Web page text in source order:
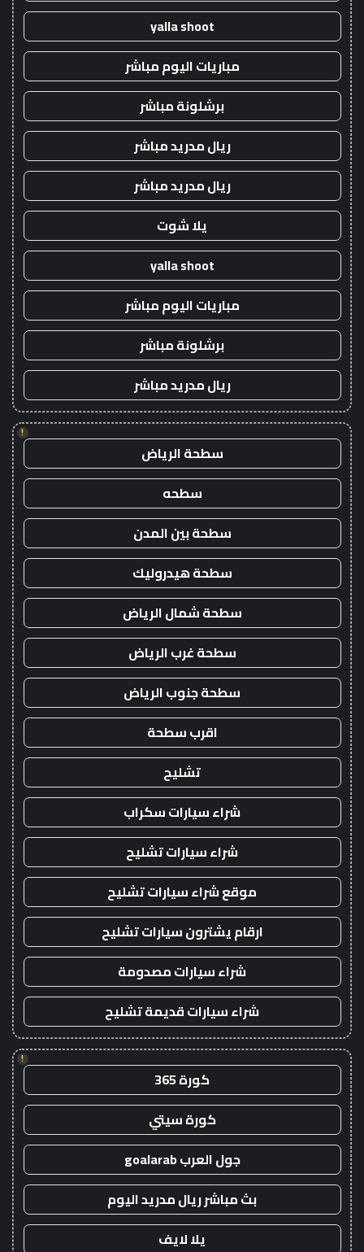
yalla shoot
مباريات اليوم مباشر
برشلونة مباشر
ريال مدريد مباشر
ريال مدريد مباشر
يلا شوت
yalla shoot
مباريات اليوم مباشر
برشلونة مباشر
ريال مدريد مباشر
!
سطحة الرياض
سطحه
سطحة بين المدن
سطحة هيدروليك
سطحة شمال الرياض
سطحة غرب الرياض
سطحة جنوب الرياض
اقرب سطحة
تشليح
شراء سيارات سكراب
شراء سيارات تشليح
موقع شراء سيارات تشليح
ارقام يشترون سيارات تشليح
شراء سيارات مصدومة
شراء سيارات قديمة تشليح
!
كورة 365
كورة سيتي
جول العرب goalarab
بث مباشر ريال مدريد اليوم
يلا لايف